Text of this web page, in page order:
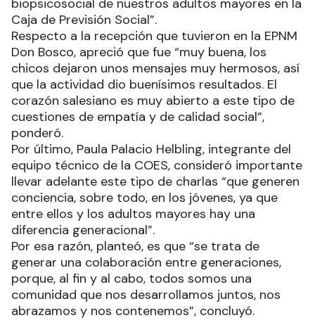
biopsicosocial de nuestros adultos mayores en la
Caja de Previsión Social”.
Respecto a la recepción que tuvieron en la EPNM
Don Bosco, apreció que fue “muy buena, los
chicos dejaron unos mensajes muy hermosos, así
que la actividad dio buenísimos resultados. El
corazón salesiano es muy abierto a este tipo de
cuestiones de empatía y de calidad social”,
ponderó.
Por último, Paula Palacio Helbling, integrante del
equipo técnico de la COES, consideró importante
llevar adelante este tipo de charlas “que generen
conciencia, sobre todo, en los jóvenes, ya que
entre ellos y los adultos mayores hay una
diferencia generacional”.
Por esa razón, planteó, es que “se trata de
generar una colaboración entre generaciones,
porque, al fin y al cabo, todos somos una
comunidad que nos desarrollamos juntos, nos
abrazamos y nos contenemos”, concluyó.